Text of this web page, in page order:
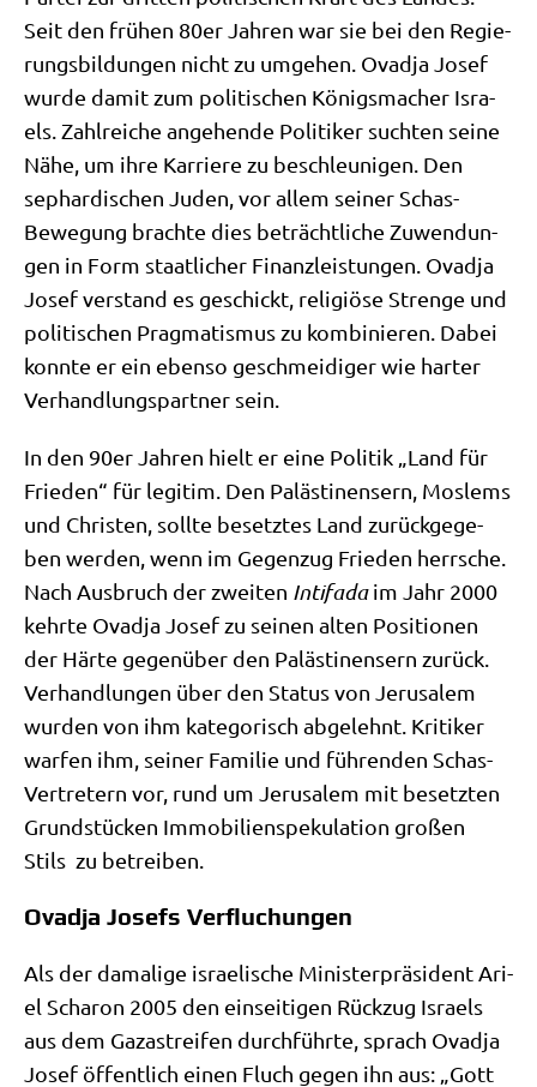
Seit den frü­hen 80er Jah­ren war sie bei den Regie­
rungs­bil­dun­gen nicht zu umge­hen. Ovad­ja Josef
wur­de damit zum poli­ti­schen Königs­ma­cher Isra­
els. Zahl­rei­che ange­hen­de Poli­ti­ker such­ten sei­ne
Nähe, um ihre Kar­rie­re zu beschleu­ni­gen. Den
sephar­di­schen Juden, vor allem sei­ner Schas-
Bewe­gung brach­te dies beträcht­li­che Zuwen­dun­
gen in Form staat­li­cher Finanz­lei­stun­gen. Ovad­ja
Josef ver­stand es geschickt, reli­giö­se Stren­ge und
poli­ti­schen Prag­ma­tis­mus zu kom­bi­nie­ren. Dabei
konn­te er ein eben­so geschmei­di­ger wie har­ter
Ver­hand­lungs­part­ner sein.
In den 90er Jah­ren hielt er eine Poli­tik „Land für
Frie­den“ für legi­tim. Den Palä­sti­nen­sern, Mos­lems
und Chri­sten, soll­te besetz­tes Land zurück­ge­ge­
ben wer­den, wenn im Gegen­zug Frie­den herr­sche.
Nach Aus­bruch der zwei­ten Inti­fa­daim Jahr 2000
kehr­te Ovad­ja Josef zu sei­nen alten Posi­tio­nen
der Här­te gegen­über den Palä­sti­nen­sern zurück.
Ver­hand­lun­gen über den Sta­tus von Jeru­sa­lem
wur­den von ihm kate­go­risch abge­lehnt. Kri­ti­ker
war­fen ihm, sei­ner Fami­lie und füh­ren­den Schas-
Ver­tre­tern vor, rund um Jeru­sa­lem mit besetz­ten
Grund­stücken Immo­bi­li­en­spe­ku­la­ti­on gro­ßen
Stils zu betreiben.
Ovadja Josefs Verfluchungen
Als der dama­li­ge israe­li­sche Mini­ster­prä­si­dent Ari­
el Scha­ron 2005 den ein­sei­ti­gen Rück­zug Isra­els
aus dem Gaza­strei­fen durch­führ­te, sprach Ovad­ja
Josef öffent­lich einen Fluch gegen ihn aus: „Gott